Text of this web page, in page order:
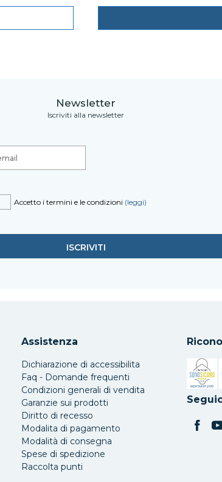
Newsletter
Iscriviti alla newsletter
Accetto i termini e le condizioni (leggi)
Assistenza
Dichiarazione di accessibilita
Faq - Domande frequenti
Condizioni generali di vendita
Garanzie sui prodotti
Diritto di recesso
Modalita di pagamento
Modalità di consegna
Spese di spedizione
Raccolta punti
Si apre